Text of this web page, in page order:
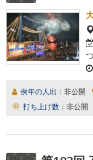
例年の人出： 非公開
打ち上げ数： 非公開